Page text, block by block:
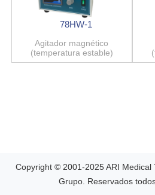
78HW-1
Agitador magnético
(temperatura estable)
Copyright © 2001-2025 ARI Medical
Grupo. Reservados